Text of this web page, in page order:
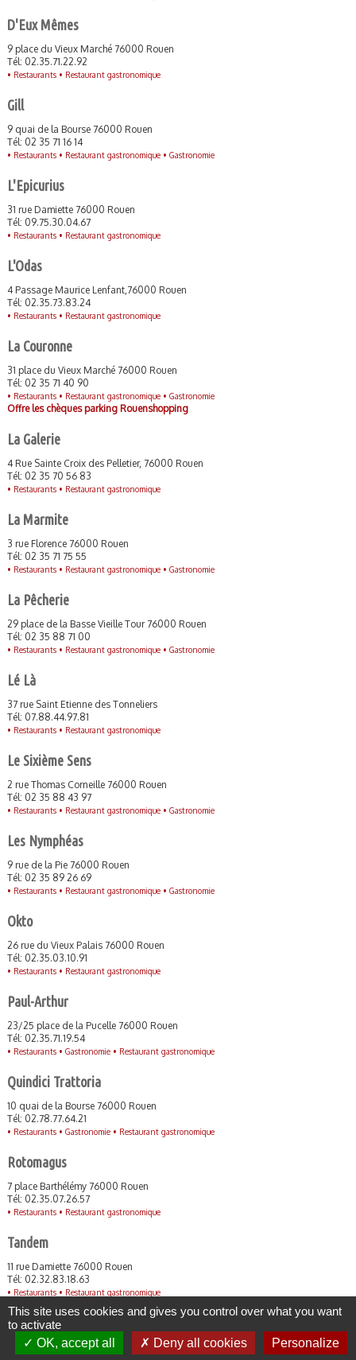
D'Eux Mêmes
9 place du Vieux Marché 76000 Rouen
Tél: 02.35.71.22.92
• Restaurants • Restaurant gastronomique
Gill
9 quai de la Bourse 76000 Rouen
Tél: 02 35 71 16 14
• Restaurants • Restaurant gastronomique • Gastronomie
L'Epicurius
31 rue Damiette 76000 Rouen
Tél: 09.75.30.04.67
• Restaurants • Restaurant gastronomique
L'Odas
4 Passage Maurice Lenfant,76000 Rouen
Tél: 02.35.73.83.24
• Restaurants • Restaurant gastronomique
La Couronne
31 place du Vieux Marché 76000 Rouen
Tél: 02 35 71 40 90
• Restaurants • Restaurant gastronomique • Gastronomie
Offre les chèques parking Rouenshopping
La Galerie
4 Rue Sainte Croix des Pelletier, 76000 Rouen
Tél: 02 35 70 56 83
• Restaurants • Restaurant gastronomique
La Marmite
3 rue Florence 76000 Rouen
Tél: 02 35 71 75 55
• Restaurants • Restaurant gastronomique • Gastronomie
La Pêcherie
29 place de la Basse Vieille Tour 76000 Rouen
Tél: 02 35 88 71 00
• Restaurants • Restaurant gastronomique • Gastronomie
Lé Là
37 rue Saint Etienne des Tonneliers
Tél: 07.88.44.97.81
• Restaurants • Restaurant gastronomique
Le Sixième Sens
2 rue Thomas Corneille 76000 Rouen
Tél: 02 35 88 43 97
• Restaurants • Restaurant gastronomique • Gastronomie
Les Nymphéas
9 rue de la Pie 76000 Rouen
Tél: 02 35 89 26 69
• Restaurants • Restaurant gastronomique • Gastronomie
Okto
26 rue du Vieux Palais 76000 Rouen
Tél: 02.35.03.10.91
• Restaurants • Restaurant gastronomique
Paul-Arthur
23/25 place de la Pucelle 76000 Rouen
Tél: 02.35.71.19.54
• Restaurants • Gastronomie • Restaurant gastronomique
Quindici Trattoria
10 quai de la Bourse 76000 Rouen
Tél: 02.78.77.64.21
• Restaurants • Gastronomie • Restaurant gastronomique
Rotomagus
7 place Barthélémy 76000 Rouen
Tél: 02.35.07.26.57
• Restaurants • Restaurant gastronomique
Tandem
11 rue Damiette 76000 Rouen
Tél: 02.32.83.18.63
• Restaurants • Restaurant gastronomique
This site uses cookies and gives you control over what you want
to activate
OK, accept all
Deny all cookies
Personalize